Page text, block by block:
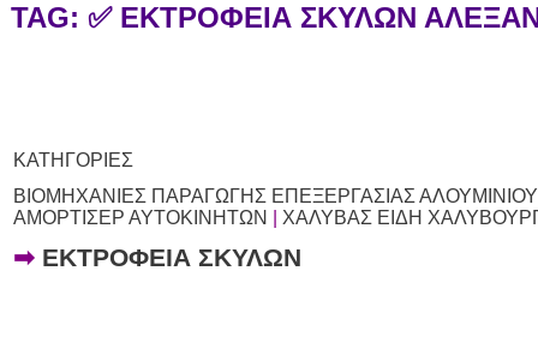
TAG: ✅ ΕΚΤΡΟΦΕΙΑ ΣΚΥΛΩΝ
ΚΑΤΗΓΟΡΙΕΣ
ΒΙΟΜΗΧΑΝΙΕΣ ΠΑΡΑΓΩΓΗΣ ΕΠΕΞΕΡΓΑΣΙΑΣ ΑΛΟΥΜΙΝΙΟΥ
ΑΜΟΡΤΙΣΕΡ ΑΥΤΟΚΙΝΗΤΩΝ
ΧΑΛΥΒΑΣ ΕΙΔΗ
➡ ΕΚΤΡΟΦΕΙΑ ΣΚΥΛΩΝ